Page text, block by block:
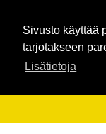
Sivusto käyttää
tarjotakseen
Lisätietoja